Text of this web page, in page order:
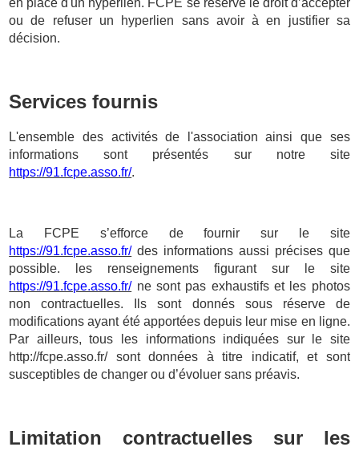
en place d'un hyperlien. FCPE se réserve le droit d’accepter
ou de refuser un hyperlien sans avoir à en justifier sa
décision.
Services fournis
L'ensemble des activités de l'association ainsi que ses
informations sont présentés sur notre site
https://91.fcpe.asso.fr/.
La FCPE s’efforce de fournir sur le site
https://91.fcpe.asso.fr/des informations aussi précises que
possible. les renseignements figurant sur le site
https://91.fcpe.asso.fr/ne sont pas exhaustifs et les photos
non contractuelles. Ils sont donnés sous réserve de
modifications ayant été apportées depuis leur mise en ligne.
Par ailleurs, tous les informations indiquées sur le site
http://fcpe.asso.fr/
sont données à titre indicatif, et sont
susceptibles de changer ou d’évoluer sans préavis.
Limitation contractuelles sur les